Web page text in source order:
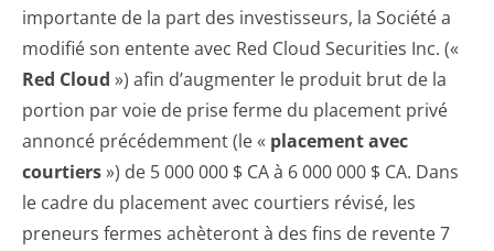
importante de la part des investisseurs, la Société a
modifié son entente avec Red Cloud Securities Inc. («
Red Cloud ») afin d’augmenter le produit brut de la
portion par voie de prise ferme du placement privé
annoncé précédemment (le « placement avec
courtiers») de 5 000 000 $ CA à 6 000 000 $ CA. Dans
le cadre du placement avec courtiers révisé, les
preneurs fermes achèteront à des fins de revente 7